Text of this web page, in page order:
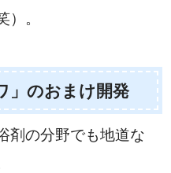
。
」のおまけ開発
剤の分野でも地道な